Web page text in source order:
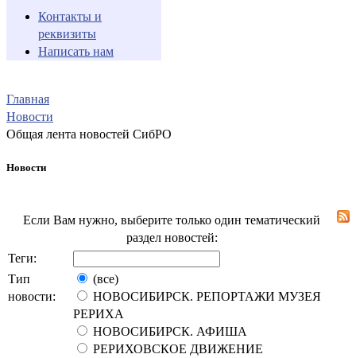
Контакты и
реквизиты
Написать нам
Главная
Новости
Общая лента новостей СибРО
Новости
Если Вам нужно, выберите только один тематический
раздел новостей:
Теги:
Тип
новости:
(все)
НОВОСИБИРСК. РЕПОРТАЖИ МУЗЕЯ
РЕРИХА
НОВОСИБИРСК. АФИША
РЕРИХОВСКОЕ ДВИЖЕНИЕ